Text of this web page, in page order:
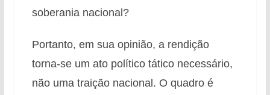
soberania nacional?
Portanto, em sua opinião, a rendição
torna-se um ato político tático necessário,
não uma traição nacional. O quadro é